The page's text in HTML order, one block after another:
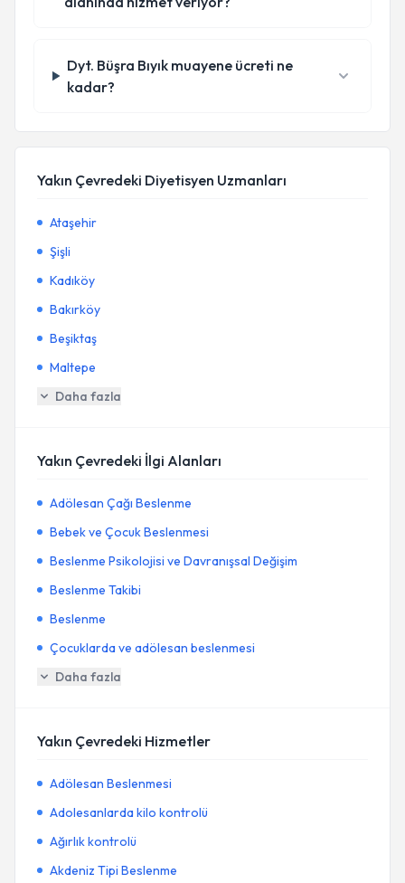
Dyt. Büşra Bıyık muayene ücreti ne
kadar?
Yakın Çevredeki Diyetisyen Uzmanları
Ataşehir
Şişli
Kadıköy
Bakırköy
Beşiktaş
Maltepe
Daha fazla
Yakın Çevredeki İlgi Alanları
Adölesan Çağı Beslenme
Bebek ve Çocuk Beslenmesi
Beslenme Psikolojisi ve Davranışsal Değişim
Beslenme Takibi
Beslenme
Çocuklarda ve adölesan beslenmesi
Daha fazla
Yakın Çevredeki Hizmetler
Adölesan Beslenmesi
Adolesanlarda kilo kontrolü
Ağırlık kontrolü
Akdeniz Tipi Beslenme